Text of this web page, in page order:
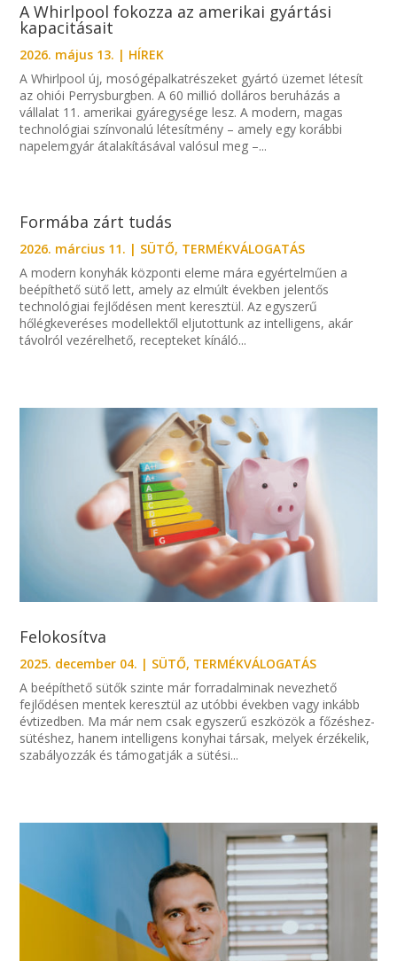
A Whirlpool fokozza az amerikai gyártási
kapacitásait
2026. május 13. | HÍREK
A Whirlpool új, mosógépalkatrészeket gyártó üzemet létesít
az ohiói Perrysburgben. A 60 millió dolláros beruházás a
vállalat 11. amerikai gyáregysége lesz. A modern, magas
technológiai színvonalú létesítmény – amely egy korábbi
napelemgyár átalakításával valósul meg –...
Formába zárt tudás
2026. március 11. | SÜTŐ, TERMÉKVÁLOGATÁS
A modern konyhák központi eleme mára egyértelműen a
beépíthető sütő lett, amely az elmúlt években jelentős
technológiai fejlődésen ment keresztül. Az egyszerű
hőlégkeveréses modellektől eljutottunk az intelligens, akár
távolról vezérelhető, recepteket kínáló...
Felokosítva
2025. december 04. | SÜTŐ, TERMÉKVÁLOGATÁS
A beépíthető sütők szinte már forradalminak nevezhető
fejlődésen mentek keresztül az utóbbi években vagy inkább
évtizedben. Ma már nem csak egyszerű eszközök a főzéshez-
sütéshez, hanem intelligens konyhai társak, melyek érzékelik,
szabályozzák és támogatják a sütési...